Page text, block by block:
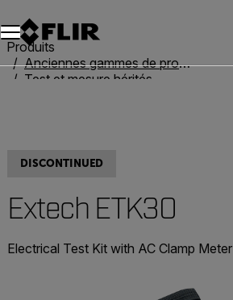
Unread messages
Modèle
Supprimer
articles
article
Ajouter au panier
Ajouté au panier
Produits
Anciennes gammes de produits
Test et mesure hérités
DISCONTINUED
Extech ETK30
Electrical Test Kit with AC Clamp Meter